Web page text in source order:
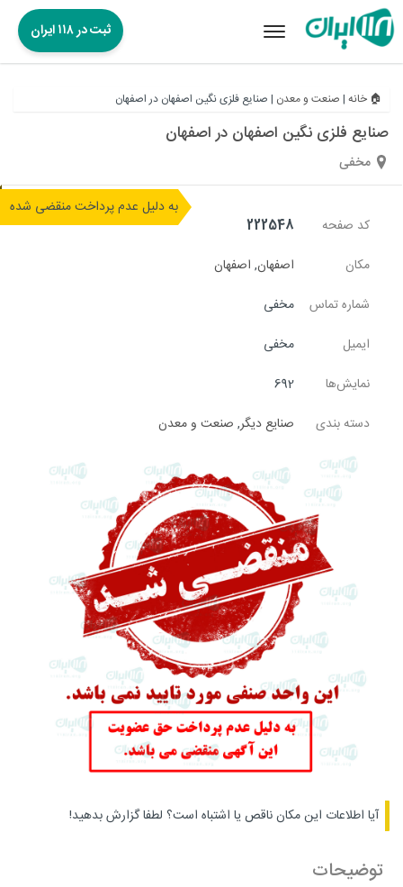
Toggle
ثبت در ۱۱۸ ایران
🏠 خانه|صنعت و معدن|صنایع فلزی نگین اصفهان در اصفهان
صنایع فلزی نگین اصفهان در اصفهان
مخفی
به دلیل عدم پرداخت منقضی شده
کد صفحه
222548
مکان
اصفهان, اصفهان
شماره تماس
مخفی
ایمیل
مخفی
نمایش‌ها
692
دسته بندی
صنایع دیگر, صنعت و معدن
آیا اطلاعات این مکان ناقص یا اشتباه است؟ لطفا گزارش بدهید!
توضیحات